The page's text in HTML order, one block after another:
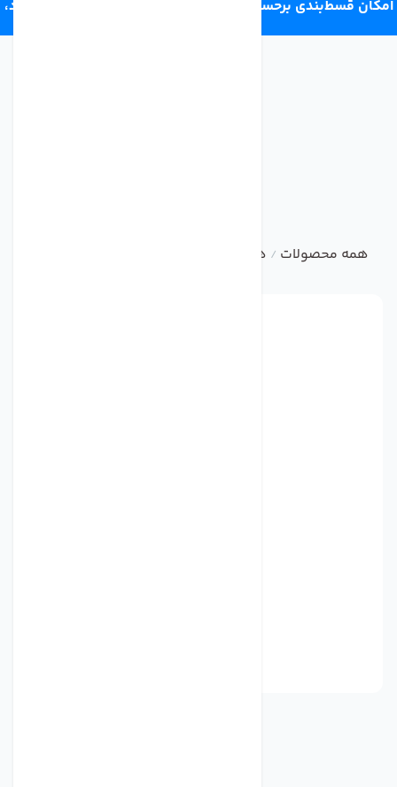
امکان قسط‌بندی برحسب اعتبار ترب‌پی 4 قسط ماهانه. بدون سود،
همه محصولات / هوزینگ تصفیه آب خانگی